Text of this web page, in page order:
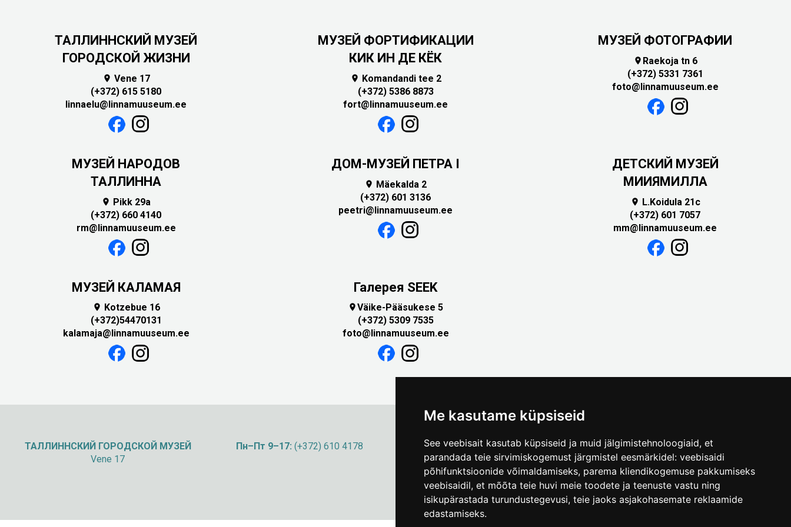
Me kasutame küpsiseid
See veebisait kasutab küpsiseid ja muid jälgimistehnoloogiaid, et
parandada teie sirvimiskogemust järgmistel eesmärkidel: veebisaidi
põhifunktsioonide võimaldamiseks, parema kliendikogemuse pakkumiseks
veebisaidil, et mõõta teie huvi meie toodete ja teenuste vastu ning
isikupärastada turundustegevusi, teie jaoks asjakohasemate reklaamide
edastamiseks.
ТАЛЛИННСКИЙ МУЗЕЙ
ГОРОДСКОЙ ЖИЗНИ
 Vene 17
(+372) 615 5180
linnaelu@linnamuuseum.ee
МУЗЕЙ ФОРТИФИКАЦИИ
КИК ИН ДЕ КЁК
 Komandandi tee 2
(+372) 5386 8873
fort@linnamuuseum.ee
МУЗЕЙ ФОТОГРАФИИ
 Raekoja tn 6
(+372) 5331 7361
foto@linnamuuseum.ee
MУЗЕЙ НАРОДОВ
ТАЛЛИННА
 Pikk 29a
(+372) 660 4140
rm@linnamuuseum.ee
ДОМ-МУЗЕЙ ПЕТРА I
 Mäekalda 2
(+372) 601 3136
peetri@linnamuuseum.ee
ДЕТСКИЙ МУЗЕЙ
МИИЯМИЛЛА
 L.Koidula 21c
(+372) 601 7057
mm@linnamuuseum.ee
МУЗЕЙ КАЛАМАЯ

Kotzebue 16
(+372)54470131
kalamaja@linnamuuseum.ee
Галерея SEEK
Väike-Pääsukese 5
(+372) 5309 7535
foto@linnamuuseum.ee
ТАЛЛИННСКИЙ ГОРОДСКОЙ МУЗЕЙ
Vene 17
Пн–Пт 9–17: (+372) 610 4178 info@linnamuuseum.ee